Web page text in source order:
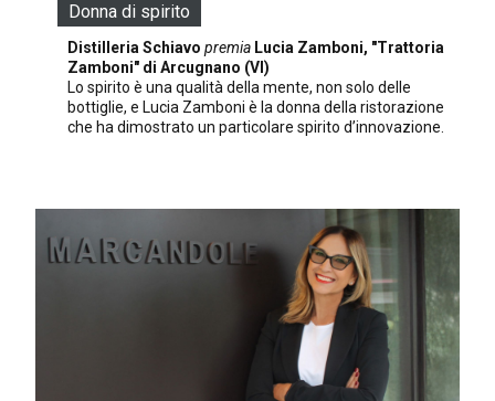
Donna di spirito
Distilleria Schiavo premia Lucia Zamboni, "Trattoria
Zamboni" di Arcugnano (VI)
Lo spirito è una qualità della mente, non solo delle
bottiglie, e Lucia Zamboni è la donna della ristorazione
che ha dimostrato un particolare spirito d’innovazione.